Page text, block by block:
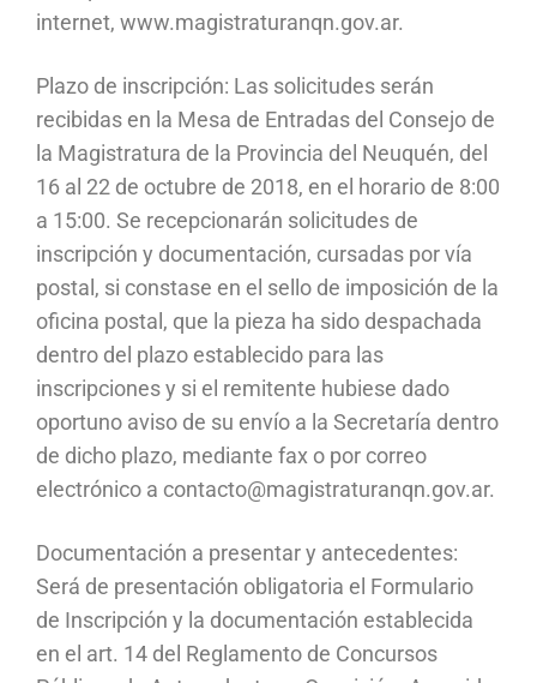
internet, www.magistraturanqn.gov.ar.
Plazo de inscripción: Las solicitudes serán
recibidas en la Mesa de Entradas del Consejo de
la Magistratura de la Provincia del Neuquén, del
16 al 22 de octubre de 2018, en el horario de 8:00
a 15:00. Se recepcionarán solicitudes de
inscripción y documentación, cursadas por vía
postal, si constase en el sello de imposición de la
oficina postal, que la pieza ha sido despachada
dentro del plazo establecido para las
inscripciones y si el remitente hubiese dado
oportuno aviso de su envío a la Secretaría dentro
de dicho plazo, mediante fax o por correo
electrónico a contacto@magistraturanqn.gov.ar.
Documentación a presentar y antecedentes:
Será de presentación obligatoria el Formulario
de Inscripción y la documentación establecida
en el art. 14 del Reglamento de Concursos